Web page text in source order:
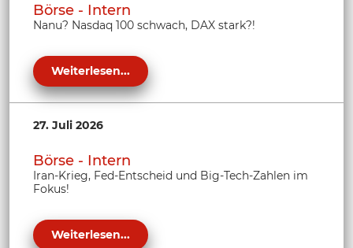
Börse - Intern
Nanu? Nasdaq 100 schwach, DAX stark?!
Weiterlesen...
27. Juli 2026
Börse - Intern
Iran-Krieg, Fed-Entscheid und Big-Tech-Zahlen im
Fokus!
Weiterlesen...